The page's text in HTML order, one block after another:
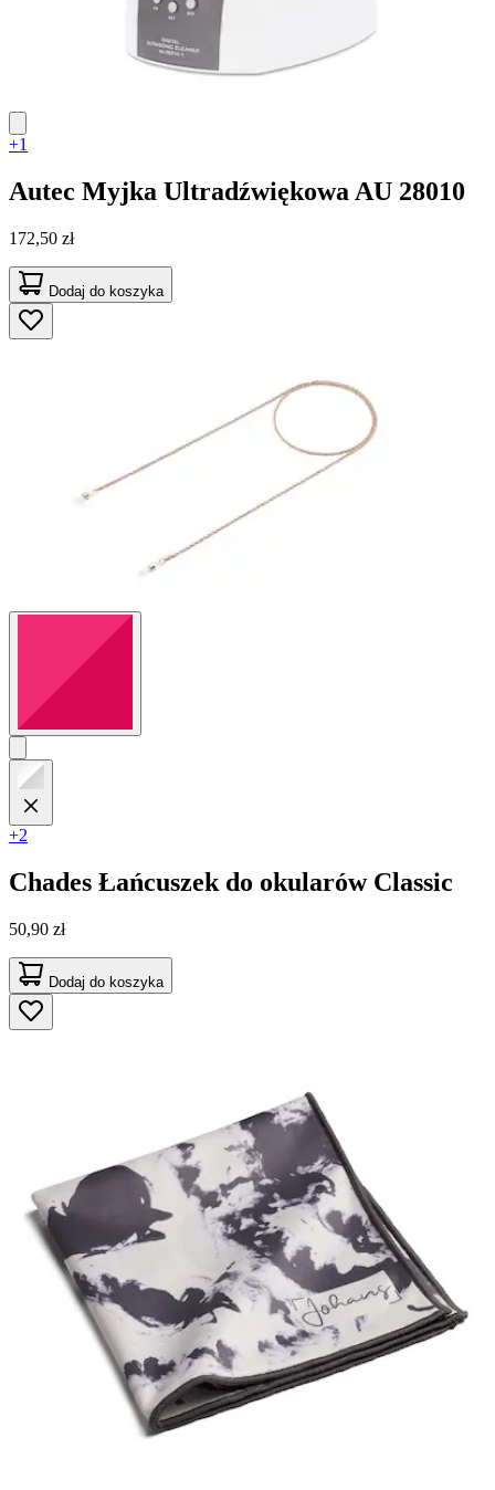
+1
Autec Myjka Ultradźwiękowa AU 28010
172,50 zł
Dodaj do koszyka
+2
Chades Łańcuszek do okularów Classic
50,90 zł
Dodaj do koszyka